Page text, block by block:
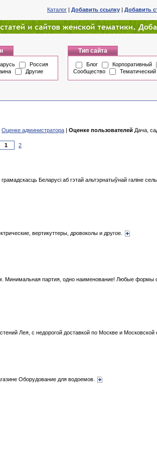
Каталог | Добавить ссылку | Добавить
Россия
Другие
Тип сайта
Блог Корпоративный
Сообщество
Тематический
Оценке администратора | Оценке пользователей Дача,
2
Беларусі аб гэтай альтэрнатыўнай галіне
вертикуттеры, дровоколы и другое.
партия, одно наименование! Любые формы
Лея, с недорогой доставкой по Москве и Московской
Оборудование для водоемов.